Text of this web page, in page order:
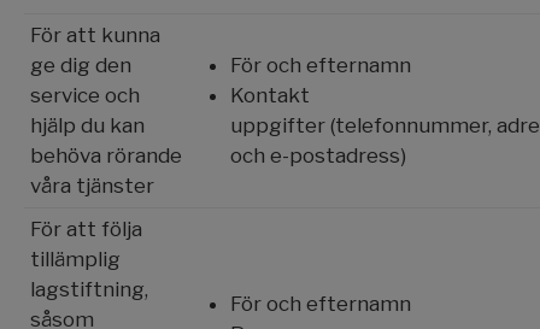
För att kunna
ge dig den
service och
hjälp du kan
behöva rörande
våra tjänster
För och efternamn
Kontakt
uppgifter (telefonnummer,
och e-postadress)
För att följa
tillämplig
lagstiftning,
såsom
För och efternamn